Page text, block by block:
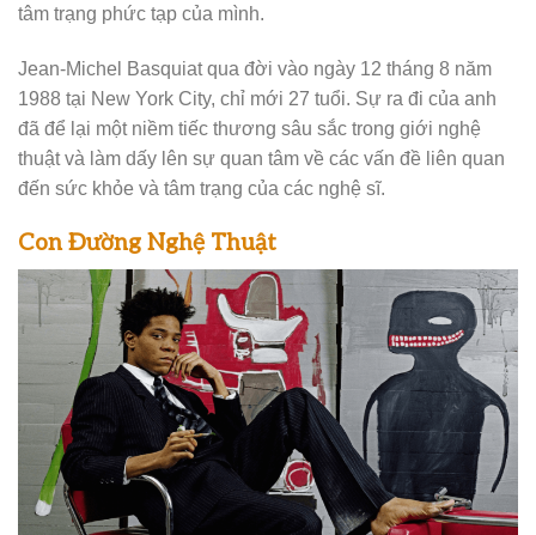
tâm trạng phức tạp của mình.
Jean-Michel Basquiat qua đời vào ngày 12 tháng 8 năm
1988 tại New York City, chỉ mới 27 tuổi. Sự ra đi của anh
đã để lại một niềm tiếc thương sâu sắc trong giới nghệ
thuật và làm dấy lên sự quan tâm về các vấn đề liên quan
đến sức khỏe và tâm trạng của các nghệ sĩ.
Con Đường Nghệ Thuật